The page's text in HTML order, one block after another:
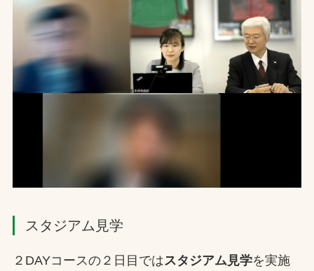
スタジアム見学
２DAYコースの２日目ではスタジアム見学を実施